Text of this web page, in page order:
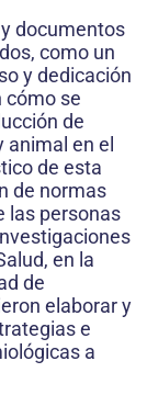
documentos
como un
y dedicación
cómo se
de
en el
de esta
de normas
las personas
en la
de
elaborar y
e
a